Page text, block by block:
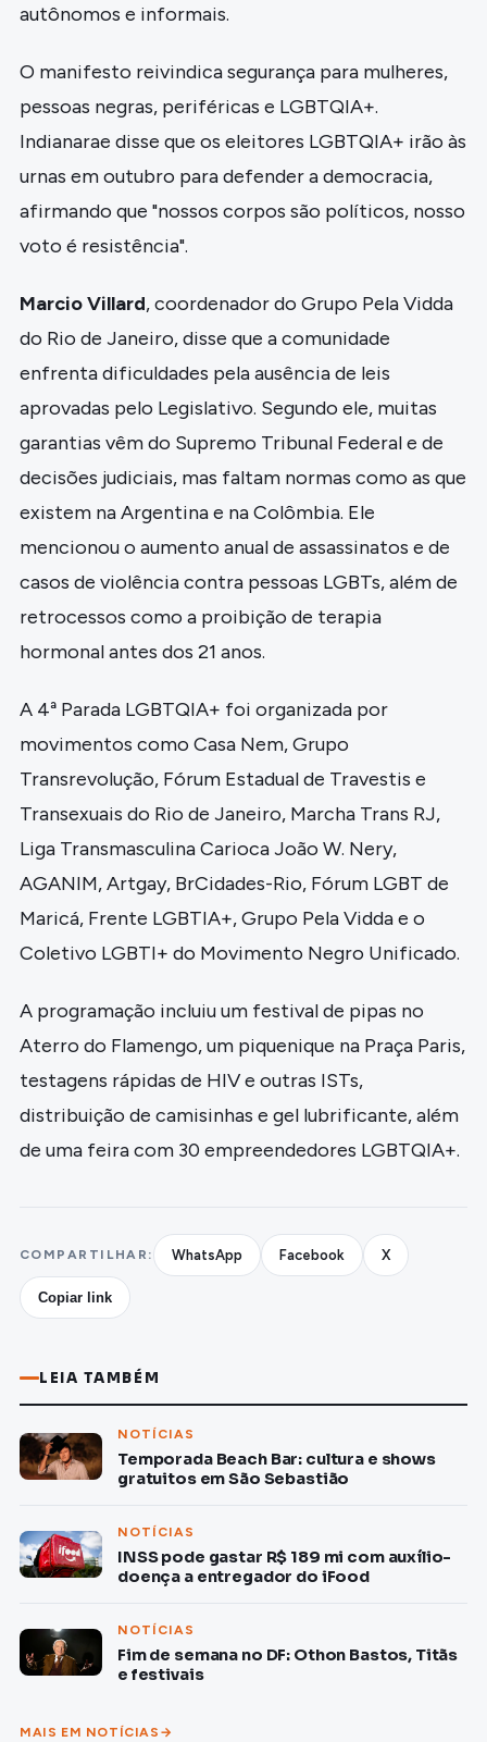
autônomos e informais.
O manifesto reivindica segurança para mulheres,
pessoas negras, periféricas e LGBTQIA+.
Indianarae disse que os eleitores LGBTQIA+ irão às
urnas em outubro para defender a democracia,
afirmando que "nossos corpos são políticos, nosso
voto é resistência".
Marcio Villard, coordenador do Grupo Pela Vidda
do Rio de Janeiro, disse que a comunidade
enfrenta dificuldades pela ausência de leis
aprovadas pelo Legislativo. Segundo ele, muitas
garantias vêm do Supremo Tribunal Federal e de
decisões judiciais, mas faltam normas como as que
existem na Argentina e na Colômbia. Ele
mencionou o aumento anual de assassinatos e de
casos de violência contra pessoas LGBTs, além de
retrocessos como a proibição de terapia
hormonal antes dos 21 anos.
A 4ª Parada LGBTQIA+ foi organizada por
movimentos como Casa Nem, Grupo
Transrevolução, Fórum Estadual de Travestis e
Transexuais do Rio de Janeiro, Marcha Trans RJ,
Liga Transmasculina Carioca João W. Nery,
AGANIM, Artgay, BrCidades-Rio, Fórum LGBT de
Maricá, Frente LGBTIA+, Grupo Pela Vidda e o
Coletivo LGBTI+ do Movimento Negro Unificado.
A programação incluiu um festival de pipas no
Aterro do Flamengo, um piquenique na Praça Paris,
testagens rápidas de HIV e outras ISTs,
distribuição de camisinhas e gel lubrificante, além
de uma feira com 30 empreendedores LGBTQIA+.
COMPARTILHAR: WhatsApp Facebook X
Copiar link
LEIA TAMBÉM
NOTÍCIAS
Temporada Beach Bar: cultura e shows
gratuitos em São Sebastião
NOTÍCIAS
INSS pode gastar R$ 189 mi com auxílio-
doença a entregador do iFood
NOTÍCIAS
Fim de semana no DF: Othon Bastos, Titãs
e festivais
MAIS EM NOTÍCIAS